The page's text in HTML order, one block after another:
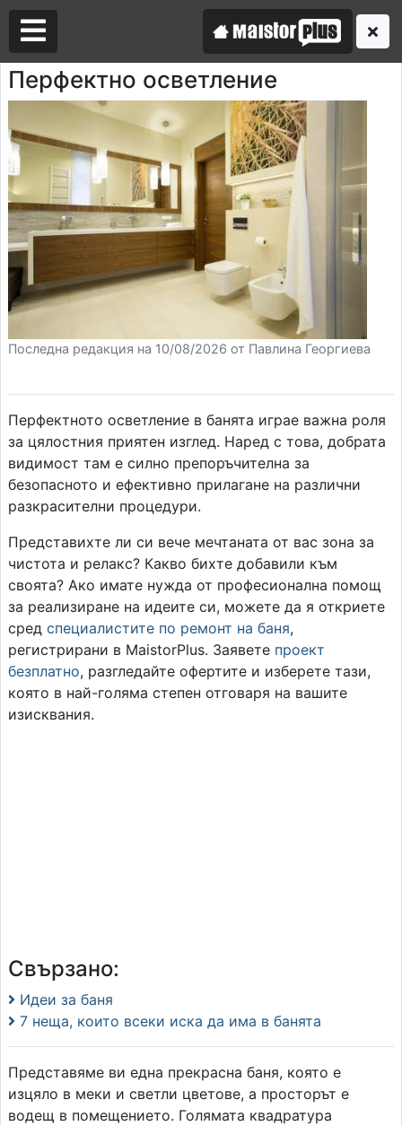
Перфектно осветление
Последна редакция на 10/08/2026 от Павлина Георгиева
Перфектното осветление в банята играе важна роля
за цялостния приятен изглед. Наред с това, добрата
видимост там е силно препоръчителна за
безопасното и ефективно прилагане на различни
разкрасителни процедури.
Представихте ли си вече мечтаната от вас зона за
чистота и релакс? Какво бихте добавили към
своята? Ако имате нужда от професионална помощ
за реализиране на идеите си, можете да я откриете
сред специалистите по ремонт на баня,
регистрирани в MaistorPlus. Заявете проект
безплатно, разгледайте офертите и изберете тази,
която в най-голяма степен отговаря на вашите
изисквания.
Свързано:
Идеи за баня
7 неща, които всеки иска да има в банята
Представяме ви една прекрасна баня, която е
изцяло в меки и светли цветове, а просторът е
водещ в помещението. Голямата квадратура
Аз съм майстор
Търся майстор